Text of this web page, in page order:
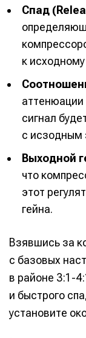
Спад
к
аттенюации
сигнал
с исзодным
Выходной
что
этот
гейна.
Взявшись за
с базовых
в районе 3:1-
и быстрого
установите